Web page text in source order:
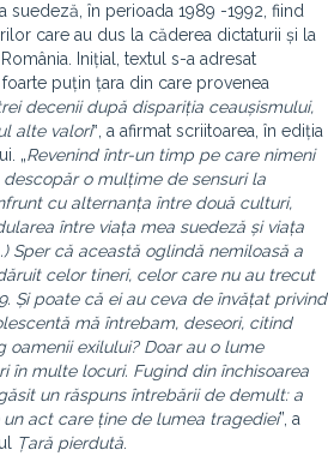
suedeză, în perioada 1989 -1992, fiind
care au dus la căderea dictaturii și la
Inițial, textul s-a adresat
puțin țara din care provenea
decenii după dispariția ceaușismului,
alte valori‟, a afirmat scriitoarea, în ediția
„Revenind într-un timp pe care nimeni
o mulțime de sensuri la
cu alternanța între două culturi,
între viața mea suedeză și viața
Sper că această oglindă nemiloasă a
celor tineri, celor care nu au trecut
Și poate că ei au ceva de învățat privind
mă întrebam, deseori, citind
oamenii exilului? Doar au o lume
în multe locuri. Fugind din închisoarea
un răspuns întrebării de demult: a
act care ține de lumea tragediei”, a
Țară pierdută